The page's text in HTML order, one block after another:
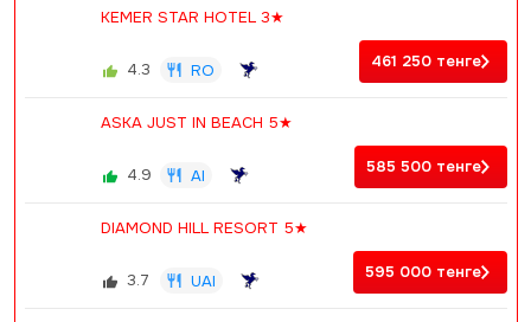
KEMER STAR HOTEL 3★
4.3 RO 461 250 тенге
ASKA JUST IN BEACH 5★
4.9 AI 585 500 тенге
DIAMOND HILL RESORT 5★
3.7 UAI 595 000 тенге